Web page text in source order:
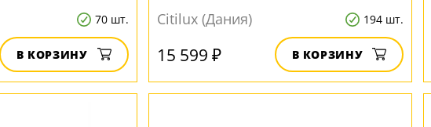
70 шт.
В КОРЗИНУ
Citilux (Дания)
194 шт.
15 599 ₽ В КОРЗИНУ